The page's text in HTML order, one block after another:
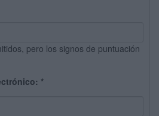
pero los signos de puntuación
*